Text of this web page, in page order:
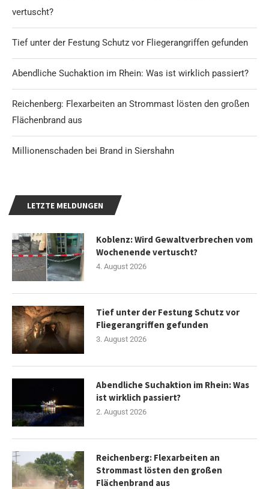
vertuscht?
Tief unter der Festung Schutz vor Fliegerangriffen gefunden
Abendliche Suchaktion im Rhein: Was ist wirklich passiert?
Reichenberg: Flexarbeiten an Strommast lösten den großen
Flächenbrand aus
Millionenschaden bei Brand in Siershahn
LETZTE MELDUNGEN
Koblenz: Wird Gewaltverbrechen vom
Wochenende vertuscht?
4. August 2026
Tief unter der Festung Schutz vor
Fliegerangriffen gefunden
3. August 2026
Abendliche Suchaktion im Rhein: Was
ist wirklich passiert?
2. August 2026
Reichenberg: Flexarbeiten an
Strommast lösten den großen
Flächenbrand aus